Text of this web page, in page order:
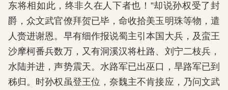
东将相如此，终非久在人下者也！”却说孙权受了封
爵，众文武官僚拜贺已毕，命收拾美玉明珠等物，遣
人赍进谢恩。早有细作报说蜀主引本国大兵，及蛮王
沙摩柯番兵数万，又有洞溪汉将杜路、刘宁二枝兵，
水陆并进，声势震天。水路军已出巫口，旱路军已到
秭归。时孙权虽登王位，奈魏主不肯接应，乃问文武